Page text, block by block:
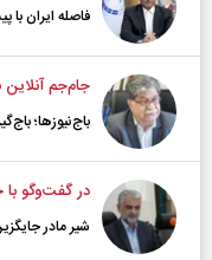
فاصله ایران
جام‌جم
باج‌نیوزها؛
در گفت‌و‌گو
شیر مادر